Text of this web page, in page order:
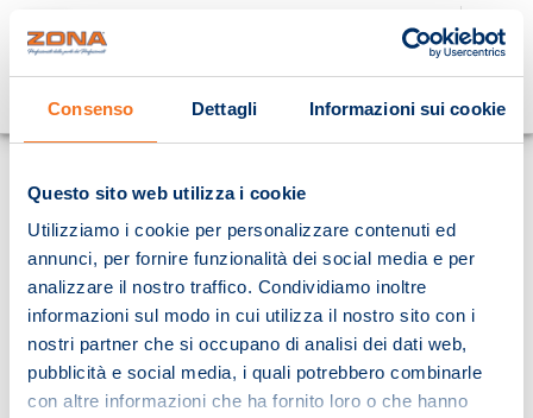
Consenso Dettagli Informazioni sui cookie
Questo sito web utilizza i cookie
Utilizziamo i cookie per personalizzare contenuti ed
annunci, per fornire funzionalità dei social media e per
analizzare il nostro traffico. Condividiamo inoltre
informazioni sul modo in cui utilizza il nostro sito con i
nostri partner che si occupano di analisi dei dati web,
pubblicità e social media, i quali potrebbero combinarle
con altre informazioni che ha fornito loro o che hanno
Cosa stai cercando?